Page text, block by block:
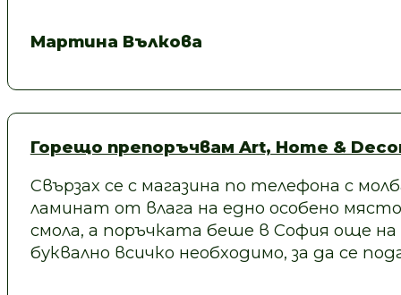
Мартина Вълкова
Горещо препоръчвам Art, Home &
Свързах се с магазина по телефона с
ламинат от влага на едно особено
смола, а поръчката беше в София още
буквално всичко необходимо, за да се